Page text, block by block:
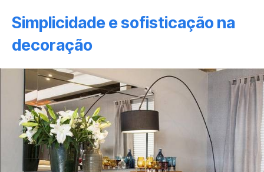
Simplicidade e sofisticação na
decoração